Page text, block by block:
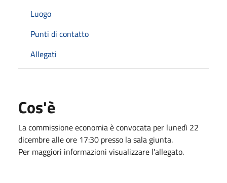
Luogo
Punti di contatto
Allegati
Cos'è
La commissione economia è convocata per lunedì 22
dicembre alle ore 17:30 presso la sala giunta.
Per maggiori informazioni visualizzare l'allegato.